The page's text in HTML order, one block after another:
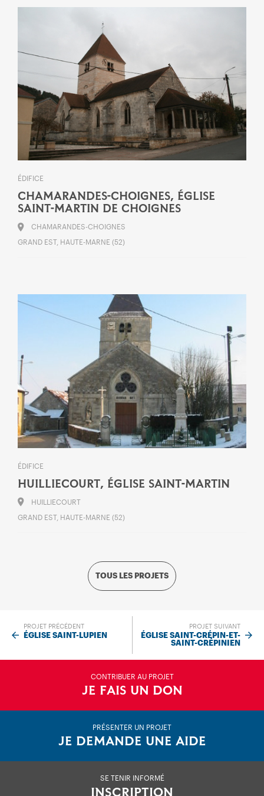
TOUS LES PROJETS
ÉDIFICE
CHAMARANDES-CHOIGNES, ÉGLISE
SAINT-MARTIN DE CHOIGNES
CHAMARANDES-CHOIGNES
GRAND EST, HAUTE-MARNE (52)
ÉDIFICE
HUILLIECOURT, ÉGLISE SAINT-MARTIN
HUILLIECOURT
GRAND EST, HAUTE-MARNE (52)
PROJET PRÉCÉDENT
ÉGLISE SAINT-LUPIEN
PROJET SUIVANT
ÉGLISE SAINT-CRÉPIN-ET-
SAINT-CRÉPINIEN
CONTRIBUER AU PROJET
JE FAIS UN DON
PRÉSENTER UN PROJET
JE DEMANDE UNE AIDE
SE TENIR INFORMÉ
INSCRIPTION